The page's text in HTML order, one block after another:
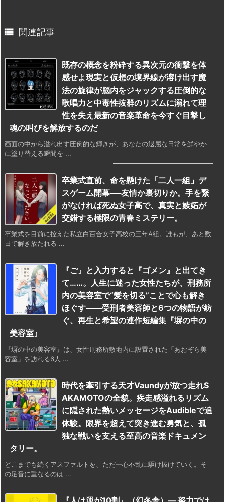
 関連記事
既存の概念を粉砕する異次元の衝撃を体
感せよ現実と仮想の境界線が溶け出す魔
法の旋律が脳内をジャックする圧倒的な
歌唱力と中毒性抜群のリズムに溺れて理
性を失え最新の音楽革命を今すぐ目撃し
魂の叫びを解放するのだ
画面の中から溢れ出す圧倒的な輝きが、あなたの退屈な日常を鮮やか
に塗り替える瞬間を ...
卒業式直前、命を懸けた「二人一組」デ
スゲーム開幕──友情か裏切りか。手を繋
がなければ死ぬ女子高で、真実と嫉妬が
交錯する極限の青春ミステリー。
卒業式を目前に控えた私立白百合女子高校の三年A組。誰もが、あと数
日で解き放たれる ...
『ご』と入力すると『ゴメン』と出てき
て……。人生に迷った女性たちが、刑務所
内の美容室で“髪を切る”ことで心も解き
ほぐす――受刑者美容師と6つの物語が紡
ぐ、再生と希望の連作短編集『塀の中の
美容室』
『塀の中の美容室』は、女性刑務所敷地内に設置された「あおぞら美
容室」を訪れる6人 ...
時代を牽引する天才Vaundyが放つ走れS
AKAMOTOの全貌。疾走感溢れるリズム
に隠された熱いメッセージをAudibleで追
体験。限界を超えて突き進む勇気と、孤
独な戦いを支える至高の音楽ドキュメン
タリー。
どこまでも続くアスファルトを、ただ一心不乱に駆け抜けていく。そ
の足音に重なるのは ...